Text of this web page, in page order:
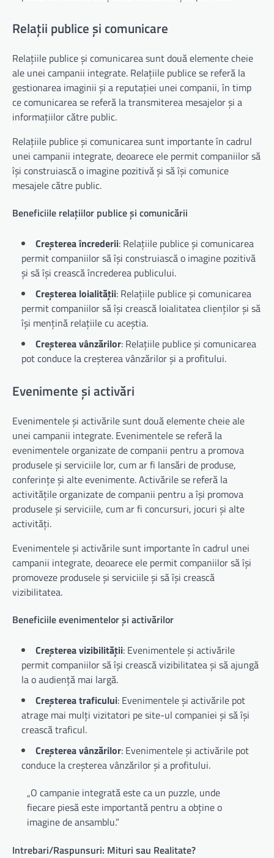
Relații publice și comunicare
Relațiile publice și comunicarea sunt două elemente cheie
ale unei campanii integrate. Relațiile publice se referă la
gestionarea imaginii și a reputației unei companii, în timp
ce comunicarea se referă la transmiterea mesajelor și a
informațiilor către public.
Relațiile publice și comunicarea sunt importante în cadrul
unei campanii integrate, deoarece ele permit companiilor să
își construiască o imagine pozitivă și să își comunice
mesajele către public.
Beneficiile relațiilor publice și comunicării
Creșterea încrederii: Relațiile publice și comunicarea
permit companiilor să își construiască o imagine pozitivă
și să își crească încrederea publicului.
Creșterea loialității: Relațiile publice și comunicarea
permit companiilor să își crească loialitatea clienților și să
își mențină relațiile cu aceștia.
Creșterea vânzărilor: Relațiile publice și comunicarea
pot conduce la creșterea vânzărilor și a profitului.
Evenimente și activări
Evenimentele și activările sunt două elemente cheie ale
unei campanii integrate. Evenimentele se referă la
evenimentele organizate de companii pentru a promova
produsele și serviciile lor, cum ar fi lansări de produse,
conferințe și alte evenimente. Activările se referă la
activitățile organizate de companii pentru a își promova
produsele și serviciile, cum ar fi concursuri, jocuri și alte
activități.
Evenimentele și activările sunt importante în cadrul unei
campanii integrate, deoarece ele permit companiilor să își
promoveze produsele și serviciile și să își crească
vizibilitatea.
Beneficiile evenimentelor și activărilor
Creșterea vizibilității: Evenimentele și activările
permit companiilor să își crească vizibilitatea și să ajungă
la o audiență mai largă.
Creșterea traficului: Evenimentele și activările pot
atrage mai mulți vizitatori pe site-ul companiei și să își
crească traficul.
Creșterea vânzărilor: Evenimentele și activările pot
conduce la creșterea vânzărilor și a profitului.
„O campanie integrată este ca un puzzle, unde
fiecare piesă este importantă pentru a obține o
imagine de ansamblu.”
Intrebari/Raspunsuri: Mituri sau Realitate?